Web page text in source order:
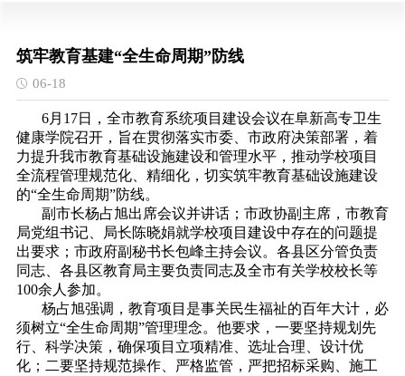
筑牢教育基建“全生命周期”防线
06-18
6月17日，全市教育系统项目建设会议在阜新高专卫生
健康学院召开，旨在贯彻落实市委、市政府决策部署，着
力提升我市教育基础设施建设和管理水平，推动学校项目
全流程管理规范化、精细化，切实筑牢教育基础设施建设
的“全生命周期”防线。
副市长杨占旭出席会议并讲话；市政协副主席，市教育
局党组书记、局长陈晓娟就学校项目建设中存在的问题提
出要求；市政府副秘书长包峰主持会议。各县区分管负责
同志、各县区教育局主要负责同志及全市有关学校校长等
100余人参加。
杨占旭强调，教育项目是事关民生福祉的百年大计，必
须树立“全生命周期”管理理念。他要求，一要坚持规划先
行、科学决策，确保项目立项精准、选址合理、设计优
化；二要坚持规范操作、严格监管，严把招标采购、施工